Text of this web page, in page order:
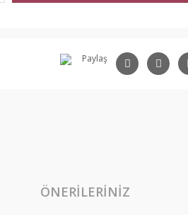
Paylaş
ÖNERILERINIZ